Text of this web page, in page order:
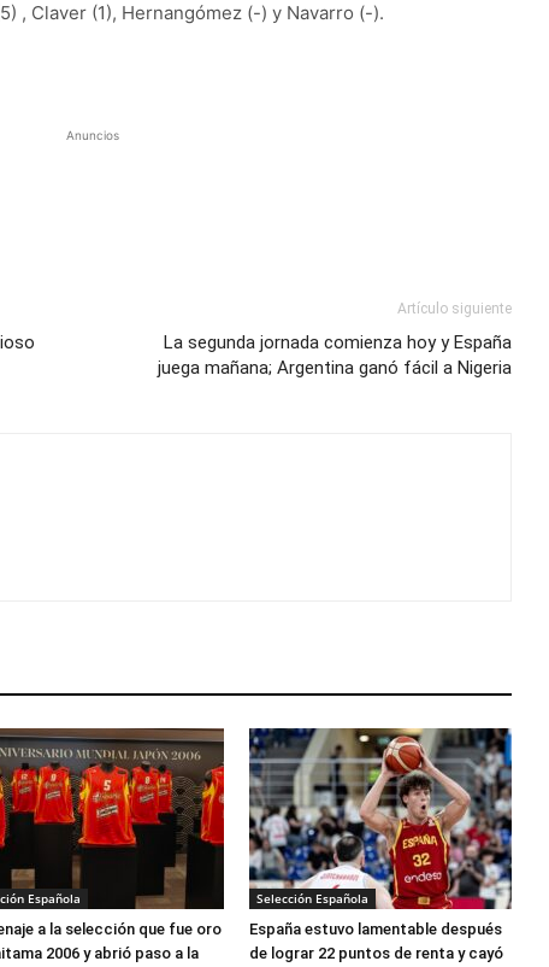
, Claver (1), Hernangómez (-) y Navarro (-).
Anuncios
Artículo siguiente
La segunda jornada comienza hoy y España
juega mañana; Argentina ganó fácil a Nigeria
Española
a la selección que fue oro
2006 y abrió paso a la
Selección Española
España estuvo lamentable después
de lograr 22 puntos de renta y cayó